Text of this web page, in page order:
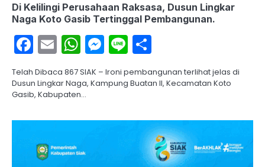
Di Kelilingi Perusahaan Raksasa, Dusun Lingkar
Naga Koto Gasib Tertinggal Pembangunan.
Facebook
EmailWhatsApp
Messenger
Line
Telah Dibaca 867 SIAK – Ironi pembangunan terlihat jelas di
Dusun Lingkar Naga, Kampung Buatan II, Kecamatan Koto
Gasib, Kabupaten…